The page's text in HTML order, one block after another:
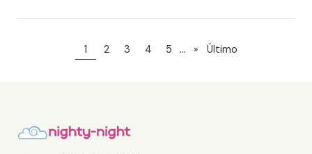
1 2 3 4 5 ... » Último